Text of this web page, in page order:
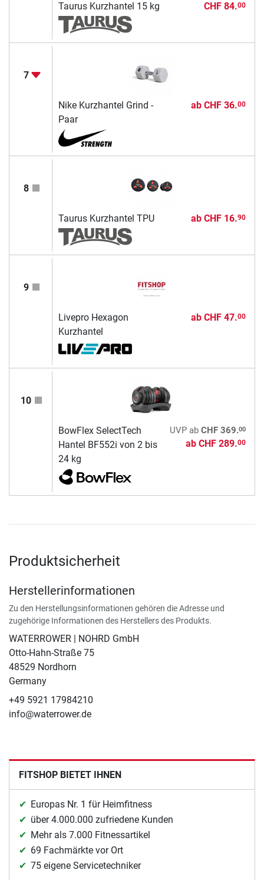
Taurus Kurzhantel 15 kg CHF 84.00
7
Nike Kurzhantel Grind -
Paar
ab CHF 36.00
8
Taurus Kurzhantel TPU ab CHF 16.90
9
Livepro Hexagon
Kurzhantel
ab CHF 47.00
10
BowFlex SelectTech
Hantel BF552i von 2 bis
24 kg
UVPab CHF 369.00
ab CHF 289.00
Produktsicherheit
Herstellerinformationen
Zu den Herstellungsinformationen gehören die Adresse und
zugehörige Informationen des Herstellers des Produkts.
WATERROWER | NOHRD GmbH
Otto-Hahn-Straße 75
48529 Nordhorn
Germany
+49 5921 17984210
info@waterrower.de
FITSHOP BIETET IHNEN
Europas Nr. 1 für Heimfitness
über 4.000.000 zufriedene Kunden
Mehr als 7.000 Fitnessartikel
69 Fachmärkte vor Ort
75 eigene Servicetechniker